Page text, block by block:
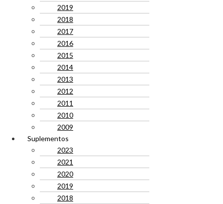
2019
2018
2017
2016
2015
2014
2013
2012
2011
2010
2009
Suplementos
2023
2021
2020
2019
2018